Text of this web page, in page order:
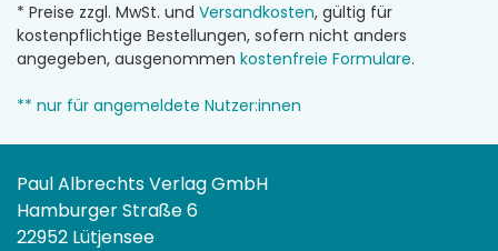
* Preise zzgl. MwSt. und Versandkosten, gültig für
kostenpflichtige Bestellungen, sofern nicht anders
angegeben, ausgenommen kostenfreie Formulare.
** nur für angemeldete Nutzer:innen
Paul Albrechts Verlag GmbH
Hamburger Straße 6
22952 Lütjensee